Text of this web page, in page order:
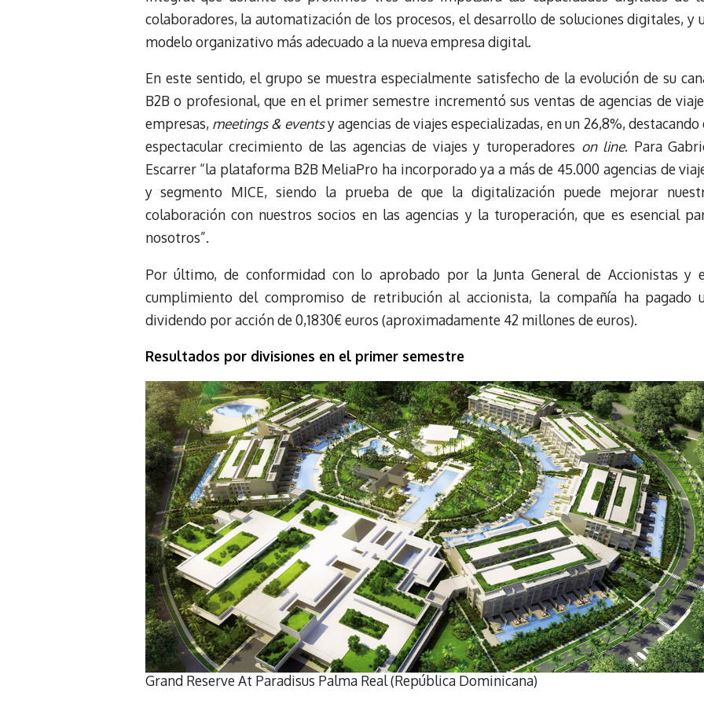
colaboradores, la automatización de los procesos, el desarrollo de soluciones digitales, y
modelo organizativo más adecuado a la nueva empresa digital.
En este sentido, el grupo se muestra especialmente satisfecho de la evolución de su
B2B o profesional, que en el primer semestre incrementó sus ventas de agencias de
empresas, meetings & eventsy agencias de viajes especializadas, en un 26,8%, destacando
espectacular crecimiento de las agencias de viajes y turoperadores on line. Para
Escarrer “la plataforma B2B MeliaPro ha incorporado ya a más de 45.000 agencias de
y segmento MICE, siendo la prueba de que la digitalización puede mejorar
colaboración con nuestros socios en las agencias y la turoperación, que es esencial
nosotros”.
Por último, de conformidad con lo aprobado por la Junta General de Accionistas y
cumplimiento del compromiso de retribución al accionista, la compañía ha pagado
dividendo por acción de 0,1830€ euros (aproximadamente 42 millones de euros).
Resultados por divisiones en el primer semestre
Grand Reserve At Paradisus Palma Real (República Dominicana)